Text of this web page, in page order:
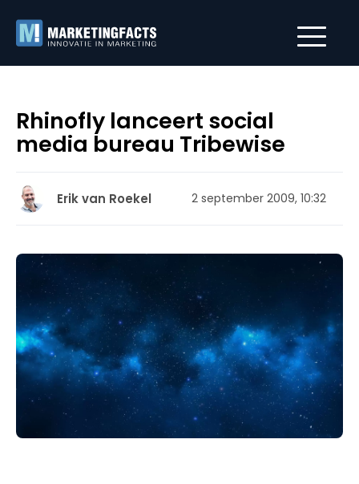
Rhinofly lanceert social
media bureau Tribewise
Erik van Roekel 2 september 2009, 10:32